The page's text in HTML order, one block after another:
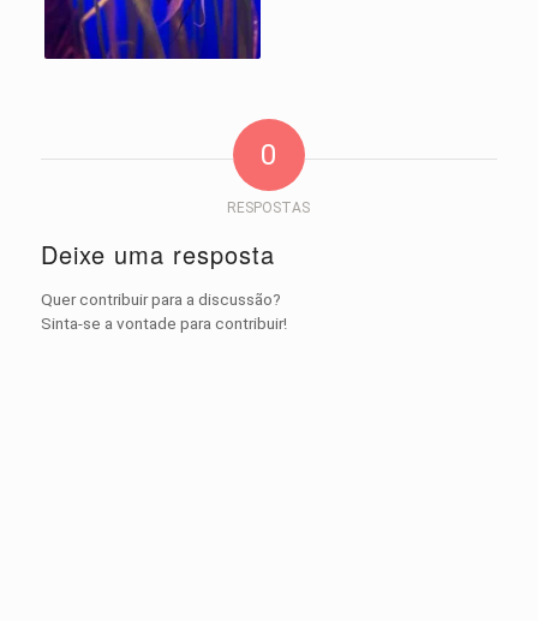
0
RESPOSTAS
Deixe uma resposta
Quer contribuir para a discussão?
Sinta-se a vontade para contribuir!